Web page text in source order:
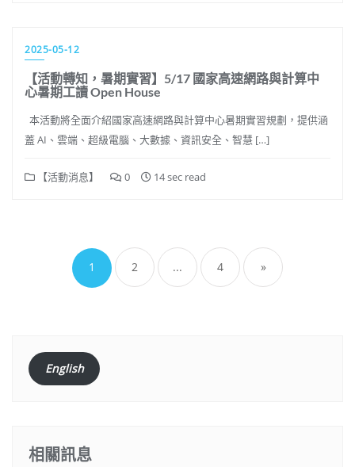
2025-05-12
【活動轉知，暑期實習】5/17 國家高速網路與計算中
心暑期工讀 Open House
本活動將全面介紹國家高速網路與計算中心暑期實習規劃，提供涵
蓋 AI、雲端、超級電腦、大數據、資訊安全、智慧 […]
【活動消息】 0 14 sec read
章
分
頁
1 2 ... 4 »
English
相關訊息